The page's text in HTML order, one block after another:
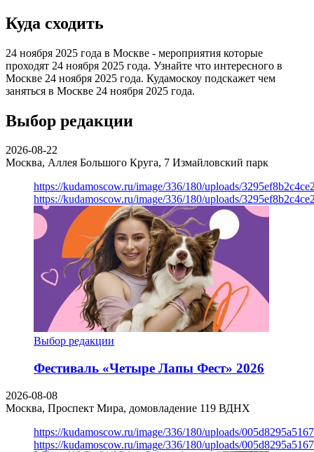
Куда сходить
24 ноября 2025 года в Москве - мероприятия которые
проходят 24 ноября 2025 года. Узнайте что интересного в
Москве 24 ноября 2025 года. Кудамоскоу подскажет чем
заняться в Москве 24 ноября 2025 года.
Выбор редакции
2026-08-22
Москва, Аллея Большого Круга, 7 Измайловский парк
https://kudamoscow.ru/image/336/180/uploads/
https://kudamoscow.ru/image/336/180/uploads/
Выбор редакции
Фестиваль «Четыре Лапы Фест» 2026
2026-08-08
Москва, Проспект Мира, домовладение 119 ВДНХ
https://kudamoscow.ru/image/336/180/uploads/
https://kudamoscow.ru/image/336/180/uploads/